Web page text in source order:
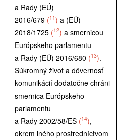
a Rady (EÚ)
2016/679 (11) a (EÚ)
2018/1725 (12) a smernicou
Európskeho parlamentu
a Rady (EÚ) 2016/680 (13).
Súkromný život a dôvernosť
komunikácií dodatočne chráni
smernica Európskeho
parlamentu
a Rady 2002/58/ES (14),
okrem iného prostredníctvom